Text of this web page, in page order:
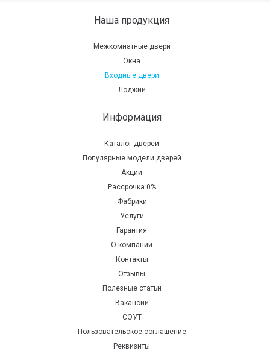
Наша продукция
Межкомнатные двери
Окна
Входные двери
Лоджии
Информация
Каталог дверей
Популярные модели дверей
Акции
Рассрочка 0%
Фабрики
Услуги
Гарантия
О компании
Контакты
Отзывы
Полезные статьи
Вакансии
СОУТ
Пользовательское соглашение
Реквизиты